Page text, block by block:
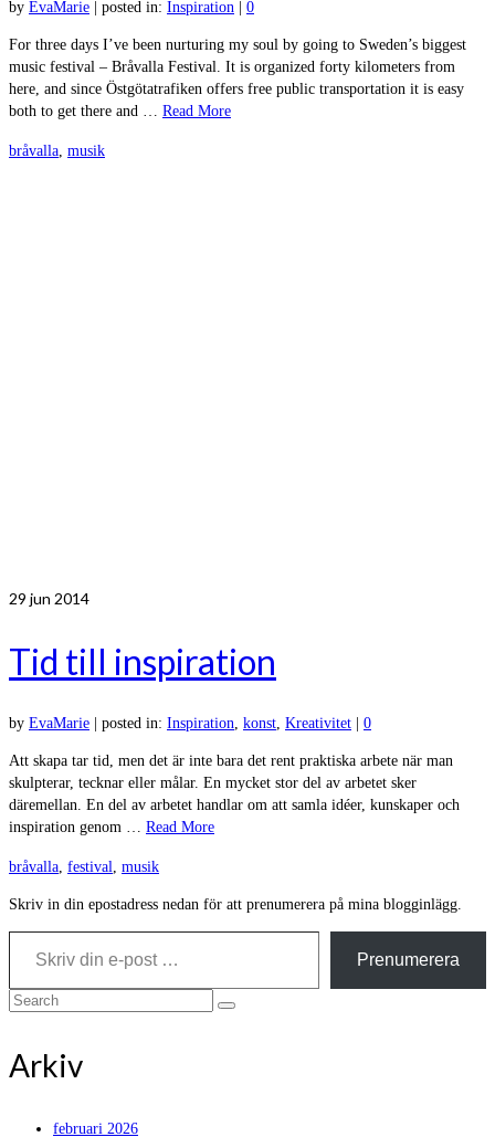
by EvaMarie posted in: Inspiration 0
For three days I’ve been nurturing my soul by going to Sweden’s biggest
music festival – Bråvalla Festival. It is organized forty kilometers from
here, and since Östgötatrafiken offers free public transportation it is easy
both to get there and … Read More
bråvalla, musik
29 jun 2014
Tid till inspiration
by EvaMarie posted in: Inspiration, konst, Kreativitet 0
Att skapa tar tid, men det är inte bara det rent praktiska arbete när man
skulpterar, tecknar eller målar. En mycket stor del av arbetet sker
däremellan. En del av arbetet handlar om att samla idéer, kunskaper och
inspiration genom … Read More
bråvalla, festival, musik
Skriv in din epostadress nedan för att prenumerera på mina blogginlägg.
Skriv din e-post …
Prenumerera
Search
Arkiv
februari 2026